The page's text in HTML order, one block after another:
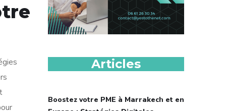
Articles
Boostez votre PME à Marrakech et en